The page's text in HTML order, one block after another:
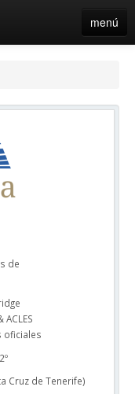
menú
de
ACLES
oficiales
Cruz de Tenerife)